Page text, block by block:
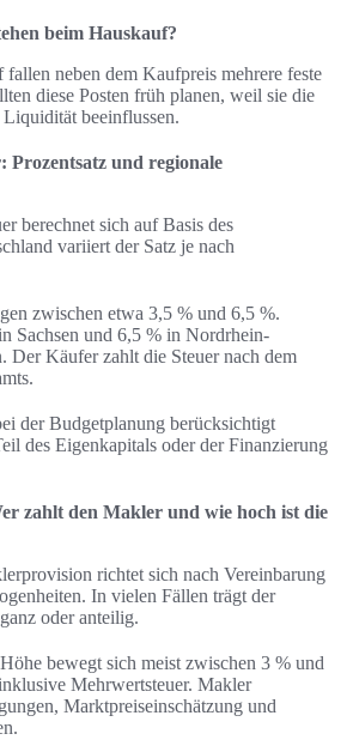
beim Hauskauf?
neben dem Kaufpreis mehrere feste
diese Posten früh planen, weil sie die
beeinflussen.
Prozentsatz und regionale
berechnet sich auf Basis des
variiert der Satz je nach
zwischen etwa 3,5 % und 6,5 %.
Sachsen und 6,5 % in Nordrhein-
Der Käufer zahlt die Steuer nach dem
der Budgetplanung berücksichtigt
des Eigenkapitals oder der Finanzierung
zahlt den Makler und wie hoch ist die
richtet sich nach Vereinbarung
In vielen Fällen trägt der
oder anteilig.
bewegt sich meist zwischen 3 % und
Mehrwertsteuer. Makler
Marktpreiseinschätzung und